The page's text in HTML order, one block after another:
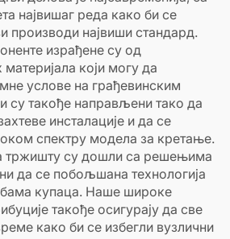
највишаг реда како би се
производи највиши стандард.
израђене су од
који могу да
услове на грађевинским
су такође направљени тако да
инсталације и да се
спектру модела за кретање.
тржишту су дошли са решењима
да се побољшана технологија
купаца. Наше широке
такође осигурају да све
како би се избегли вузлични